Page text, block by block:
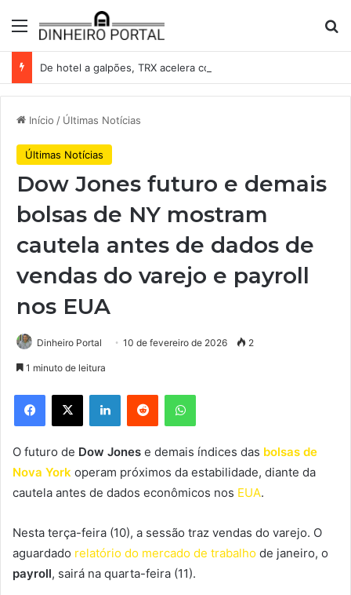
Menu
Início / Últimas Notícias
Últimas Notícias
Dow Jones futuro e demais
bolsas de NY mostram
cautela antes de dados de
vendas do varejo e payroll
nos EUA
Dinheiro Portal 10 de fevereiro de 2026 2
1 minuto de leitura
Facebook
X LinkedinReddit WhatsApp
O futuro de Dow Jones e demais índices das bolsas de
Nova York operam próximos da estabilidade, diante da
cautela antes de dados econômicos nos EUA.
Nesta terça-feira (10), a sessão traz vendas do varejo. O
aguardado relatório do mercado de trabalho de janeiro, o
payroll, sairá na quarta-feira (11).